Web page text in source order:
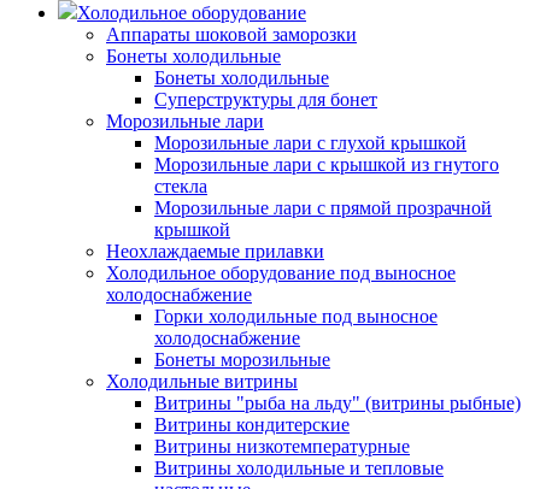
Холодильное оборудование
Аппараты шоковой заморозки
Бонеты холодильные
Бонеты холодильные
Суперструктуры для бонет
Морозильные лари
Морозильные лари с глухой крышкой
Морозильные лари с крышкой из гнутого
стекла
Морозильные лари с прямой прозрачной
крышкой
Неохлаждаемые прилавки
Холодильное оборудование под выносное
холодоснабжение
Горки холодильные под выносное
холодоснабжение
Бонеты морозильные
Холодильные витрины
Витрины "рыба на льду" (витрины рыбные)
Витрины кондитерские
Витрины низкотемпературные
Витрины холодильные и тепловые